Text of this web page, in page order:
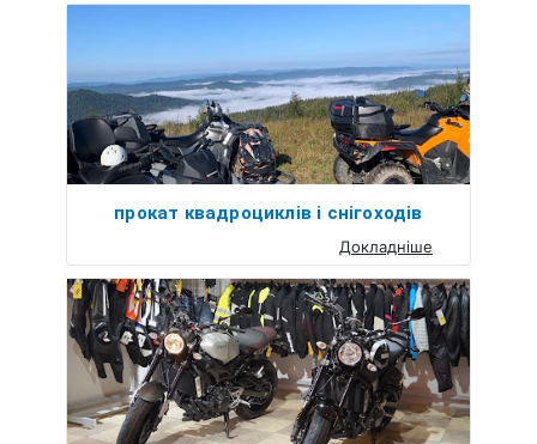
прокат квадроциклів і снігоходів
Докладніше